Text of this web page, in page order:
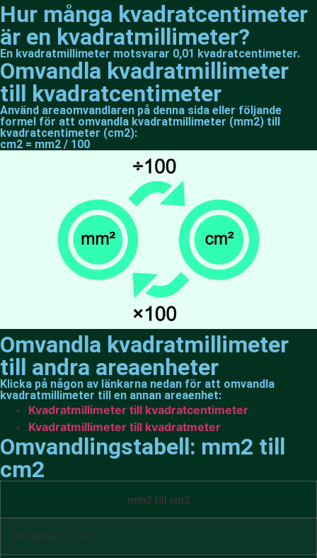
Hur många kvadratcentimeter
är en kvadratmillimeter?
En kvadratmillimeter motsvarar 0,01 kvadratcentimeter.
Omvandla kvadratmillimeter
till kvadratcentimeter
Använd areaomvandlaren på denna sida eller följande
formel för att omvandla kvadratmillimeter (mm2) till
kvadratcentimeter (cm2):
cm2 = mm2 / 100
Omvandla kvadratmillimeter
till andra areaenheter
Klicka på någon av länkarna nedan för att omvandla
kvadratmillimeter till en annan areaenhet:
Kvadratmillimeter till kvadratcentimeter
Kvadratmillimeter till kvadratmeter
Omvandlingstabell: mm2 till
cm2
mm2 till cm2
100 mm2 = 1 cm2